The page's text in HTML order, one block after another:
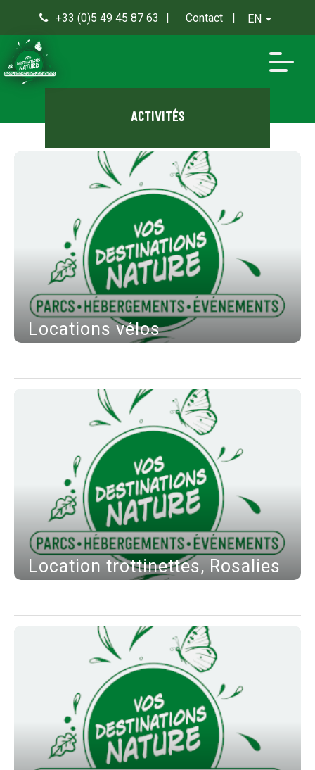
+33 (0)5 49 45 87 63 Contact EN
Activités
Locations vélos
Location trottinettes, Rosalies